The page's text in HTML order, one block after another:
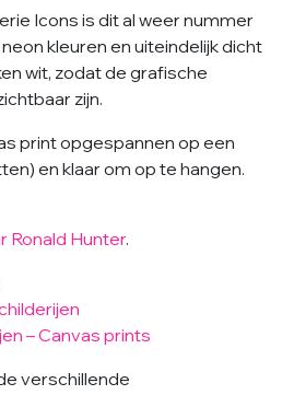
Icons is dit al weer nummer
kleuren en uiteindelijk dicht
wit, zodat de grafische
zijn.
print opgespannen op een
en klaar om op te hangen.
Ronald Hunter.
– Canvas prints
verschillende